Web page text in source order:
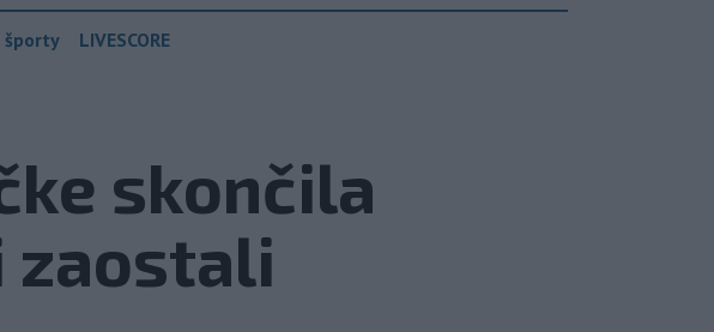
športy LIVESCORE
skončila
zaostali